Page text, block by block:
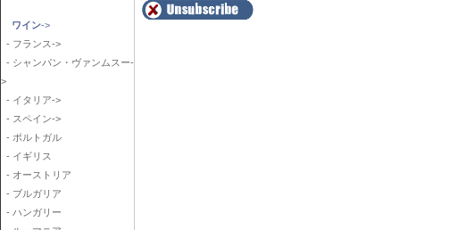
ワイン->
- フランス->
- シャンパン・ヴァンムスー-
>
- イタリア->
- スペイン->
- ポルトガル
- イギリス
- オーストリア
- ブルガリア
- ハンガリー